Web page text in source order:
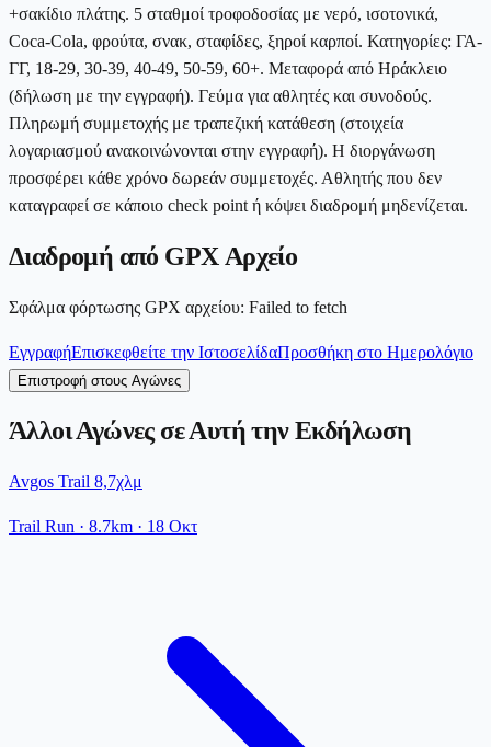
+σακίδιο πλάτης. 5 σταθμοί τροφοδοσίας με νερό, ισοτονικά,
Coca-Cola, φρούτα, σνακ, σταφίδες, ξηροί καρποί. Κατηγορίες: ΓΑ-
ΓΓ, 18-29, 30-39, 40-49, 50-59, 60+. Μεταφορά από Ηράκλειο
(δήλωση με την εγγραφή). Γεύμα για αθλητές και συνοδούς.
Πληρωμή συμμετοχής με τραπεζική κατάθεση (στοιχεία
λογαριασμού ανακοινώνονται στην εγγραφή). Η διοργάνωση
προσφέρει κάθε χρόνο δωρεάν συμμετοχές. Αθλητής που δεν
καταγραφεί σε κάποιο check point ή κόψει διαδρομή μηδενίζεται.
Διαδρομή από GPX Αρχείο
Σφάλμα φόρτωσης GPX αρχείου: Failed to fetch
ΕγγραφήΕπισκεφθείτε την ΙστοσελίδαΠροσθήκη στο Ημερολόγιο
Επιστροφή στους Αγώνες
Άλλοι Αγώνες σε Αυτή την Εκδήλωση
Avgos Trail 8,7χλμ
Trail Run · 8.7km · 18 Οκτ